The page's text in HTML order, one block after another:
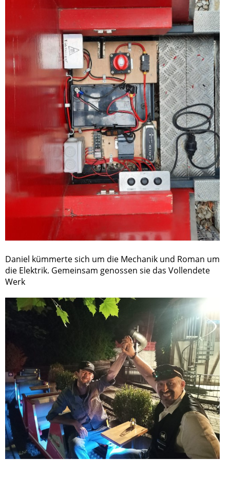
Daniel kümmerte sich um die Mechanik und Roman um
die Elektrik. Gemeinsam genossen sie das Vollendete
Werk